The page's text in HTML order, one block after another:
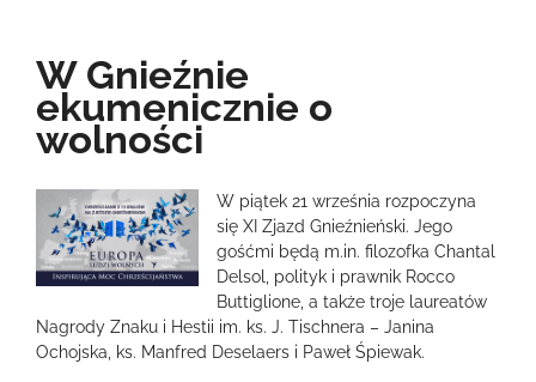
W Gnieźnie
ekumenicznie o
wolności
Pokaż
większy
obrazek
W piątek 21 września rozpoczyna
się XI Zjazd Gnieźnieński. Jego
gośćmi będą m.in. filozofka Chantal
Delsol, polityk i prawnik Rocco
Buttiglione, a także troje laureatów
Nagrody Znaku i Hestii im. ks. J. Tischnera – Janina
Ochojska, ks. Manfred Deselaers i Paweł Śpiewak.